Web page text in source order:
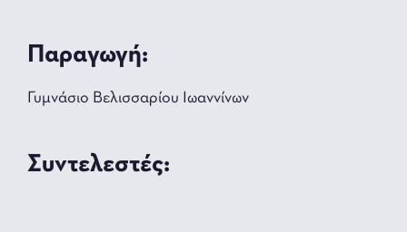
Παραγωγή:
Γυμνάσιο Βελισσαρίου Ιωαννίνων
Συντελεστές: